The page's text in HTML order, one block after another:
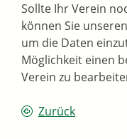
Sollte Ihr Verein
können Sie unseren
um die Daten
Möglichkeit einen
Verein zu
Zurück